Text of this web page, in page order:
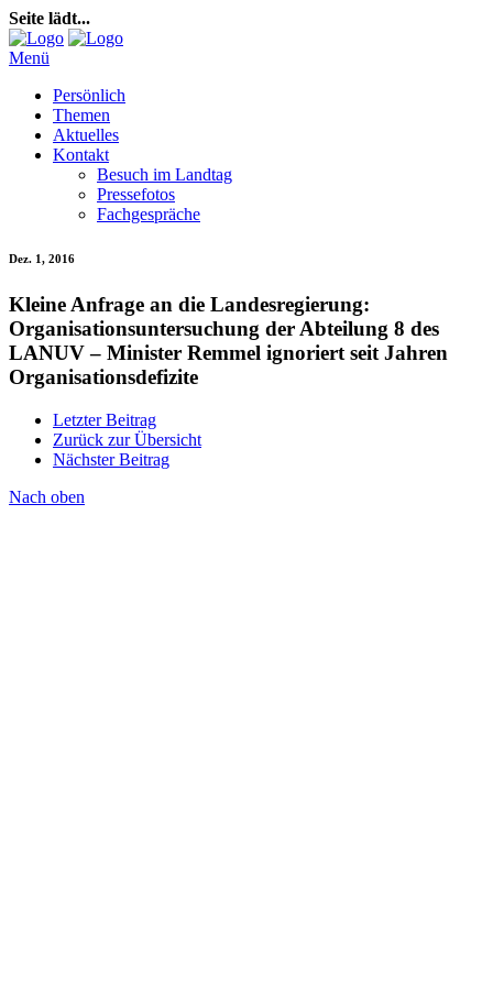
Seite lädt...
Menü
Persönlich
Themen
Aktuelles
Kontakt
Besuch im Landtag
Pressefotos
Fachgespräche
Dez. 1, 2016
Kleine Anfrage an die Landesregierung:
Organisationsuntersuchung der Abteilung 8 des
LANUV – Minister Remmel ignoriert seit Jahren
Organisationsdefizite
Letzter Beitrag
Zurück zur Übersicht
Nächster Beitrag
Nach oben